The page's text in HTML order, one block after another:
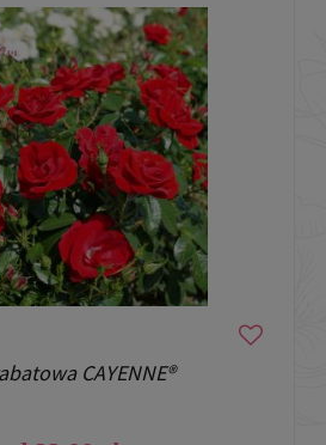
CAYENNE®